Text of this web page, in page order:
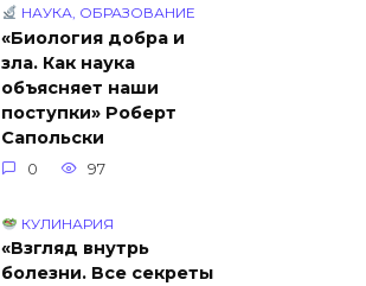
НАУКА, ОБРАЗОВАНИЕ
«Биология добра и
зла. Как наука
объясняет наши
поступки» Роберт
Сапольски
0 97
КУЛИНАРИЯ
«Взгляд внутрь
болезни. Все секреты